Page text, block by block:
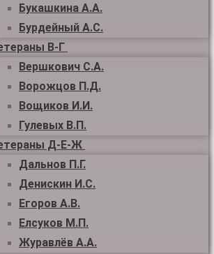
Букашкина А.А.
Бурдейный А.С.
В-Г
Вершкович С.А.
Ворожцов П.Д.
Вощиков И.И.
Гулевых В.П.
Д-Е-Ж
Дальнов П.Г.
Денискин И.С.
Егоров А.В.
Елсуков М.П.
Журавлёв А.А.